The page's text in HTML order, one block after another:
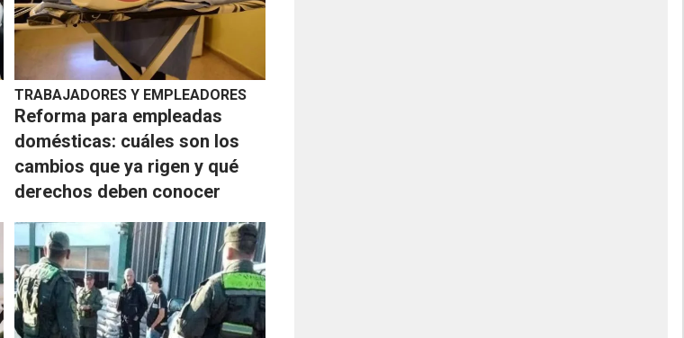
TRABAJADORES Y EMPLEADORES
Reforma para empleadas
domésticas: cuáles son los
cambios que ya rigen y qué
derechos deben conocer